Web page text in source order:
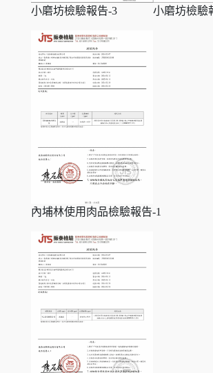
小磨坊檢驗報告-3 小磨坊檢驗
內埔林使用肉品檢驗報告-1